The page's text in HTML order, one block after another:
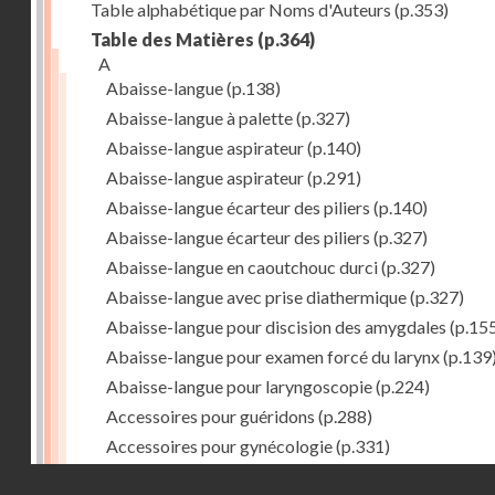
Table alphabétique par Noms d'Auteurs (p.353)
Table des Matières (p.364)
A
Abaisse-langue(p.138)
Abaisse-langue à palette(p.327)
Abaisse-langue aspirateur(p.140)
Abaisse-langue aspirateur(p.291)
Abaisse-langue écarteur des piliers (p.140)
Abaisse-langue écarteur des piliers (p.327)
Abaisse-langue en caoutchouc durci(p.327)
Abaisse-langue avec prise diathermique(p.327)
Abaisse-langue pour discision des amygdales
Abaisse-langue pour examen forcé du larynx
Abaisse-langue pour laryngoscopie(p.224)
Accessoires pour guéridons (p.288)
Accessoires pour gynécologie(p.331)